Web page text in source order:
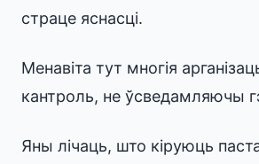
страце яснасці.
Менавіта тут многія
кантроль, не ўсведамляючы
Яны лічаць, што кіруюць